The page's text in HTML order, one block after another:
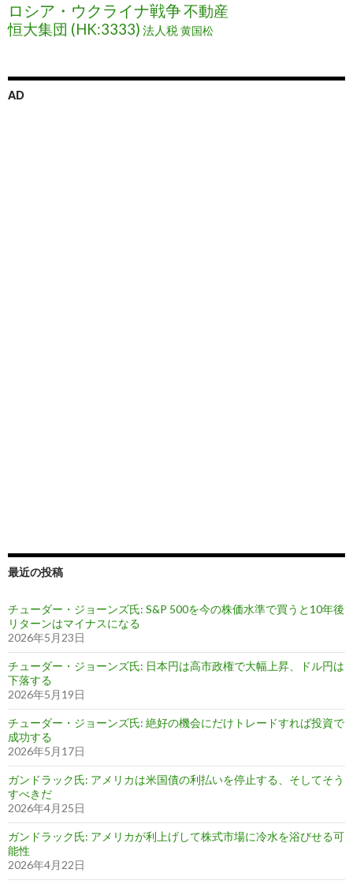
ロシア・ウクライナ戦争不動産
恒大集団 (HK:3333) 法人税黄国松
AD
最近の投稿
チューダー・ジョーンズ氏: S&P 500を今の株価水準で買うと10年後
リターンはマイナスになる
2026年5月23日
チューダー・ジョーンズ氏: 日本円は高市政権で大幅上昇、ドル円は
下落する
2026年5月19日
チューダー・ジョーンズ氏: 絶好の機会にだけトレードすれば投資で
成功する
2026年5月17日
ガンドラック氏: アメリカは米国債の利払いを停止する、そしてそう
すべきだ
2026年4月25日
ガンドラック氏: アメリカが利上げして株式市場に冷水を浴びせる可
能性
2026年4月22日